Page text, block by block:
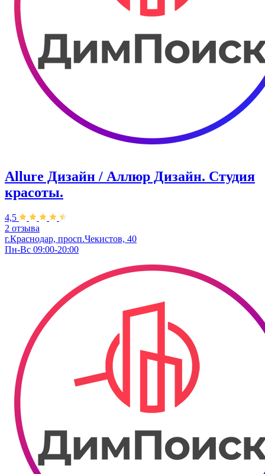
Allure Дизайн / Аллюр Дизайн. Студия
красоты.
4,5
2 отзыва
г.Краснодар, просп.Чекистов, 40
Пн-Вс 09:00-20:00